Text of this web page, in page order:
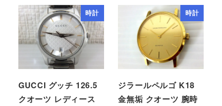
時計
GUCCI グッチ 126.5
クオーツ レディース
時計
ジラールペルゴ K18
金無垢 クオーツ 腕時